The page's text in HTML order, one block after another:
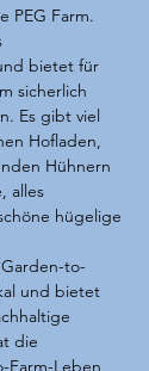
PEG Farm.
bietet für
sicherlich
Es gibt viel
Hofladen,
Hühnern
alles
hügelige
to-
und bietet
die
Farm-Leben